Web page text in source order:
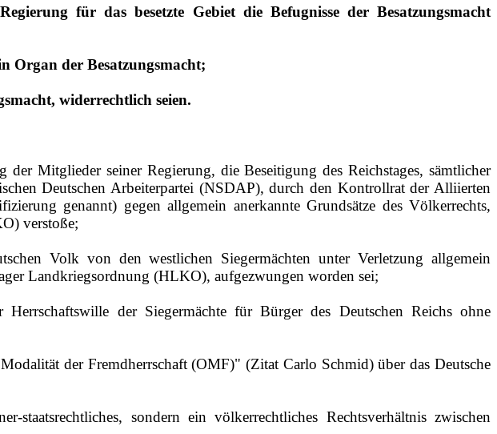
für das besetzte Gebiet die Befugnisse der Besatzungsmacht
Organ der Besatzungsmacht;
widerrechtlich seien.
Mitglieder seiner Regierung, die Beseitigung des Reichstages, sämtlicher
Deutschen Arbeiterpartei (NSDAP), durch den Kontrollrat der Alliierten
genannt) gegen allgemein anerkannte Grundsätze des Völkerrechts,
verstoße;
Volk von den westlichen Siegermächten unter Verletzung allgemein
Landkriegsordnung (HLKO), aufgezwungen worden sei;
der Siegermächte für Bürger des Deutschen Reichs ohne
der Fremdherrschaft (OMF)" (Zitat Carlo Schmid) über das Deutsche
sondern ein völkerrechtliches Rechtsverhältnis zwischen